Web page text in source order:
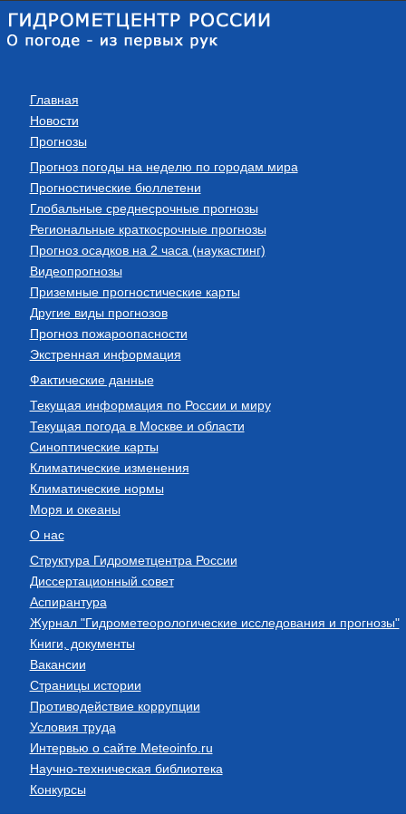
Главная
Новости
Прогнозы
Прогноз погоды на неделю по городам мира
Прогностические бюллетени
Глобальные среднесрочные прогнозы
Региональные краткосрочные прогнозы
Прогноз осадков на 2 часа (наукастинг)
Видеопрогнозы
Приземные прогностические карты
Другие виды прогнозов
Прогноз пожароопасности
Экстренная информация
Фактические данные
Текущая информация по России и миру
Текущая погода в Москве и области
Синоптические карты
Климатические изменения
Климатические нормы
Моря и океаны
О нас
Структура Гидрометцентра России
Диссертационный совет
Аспирантура
Журнал "Гидрометеорологические исследования и прогнозы"
Книги, документы
Вакансии
Страницы истории
Противодействие коррупции
Условия труда
Интервью о сайте Meteoinfo.ru
Научно-техническая библиотека
Конкурсы